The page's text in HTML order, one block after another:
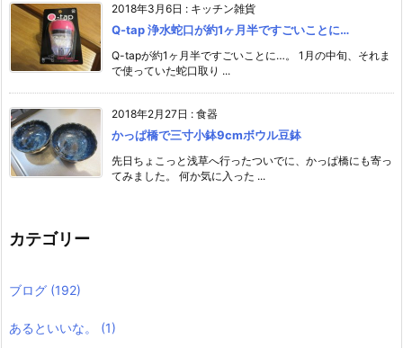
2018年3月6日 : キッチン雑貨
Q-tap 浄水蛇口が約1ヶ月半ですごいことに…
Q-tapが約1ヶ月半ですごいことに…。 1月の中旬、それま
で使っていた蛇口取り ...
2018年2月27日 : 食器
かっぱ橋で三寸小鉢9cmボウル豆鉢
先日ちょこっと浅草へ行ったついでに、かっぱ橋にも寄っ
てみました。 何か気に入った ...
カテゴリー
ブログ (192)
あるといいな。 (1)